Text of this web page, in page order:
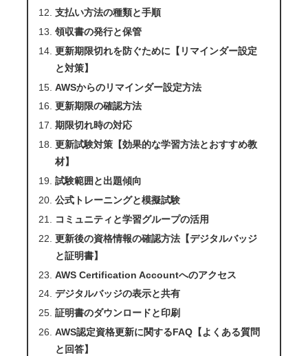
支払い方法の種類と手順
領収書の発行と保管
更新期限切れを防ぐために【リマインダー設定
と対策】
AWSからのリマインダー設定方法
更新期限の確認方法
期限切れ時の対応
更新試験対策【効果的な学習方法とおすすめ教
材】
試験範囲と出題傾向
公式トレーニングと模擬試験
コミュニティと学習グループの活用
更新後の資格情報の確認方法【デジタルバッジ
と証明書】
AWS Certification Accountへのアクセス
デジタルバッジの表示と共有
証明書のダウンロードと印刷
AWS認定資格更新に関するFAQ【よくある質問
と回答】